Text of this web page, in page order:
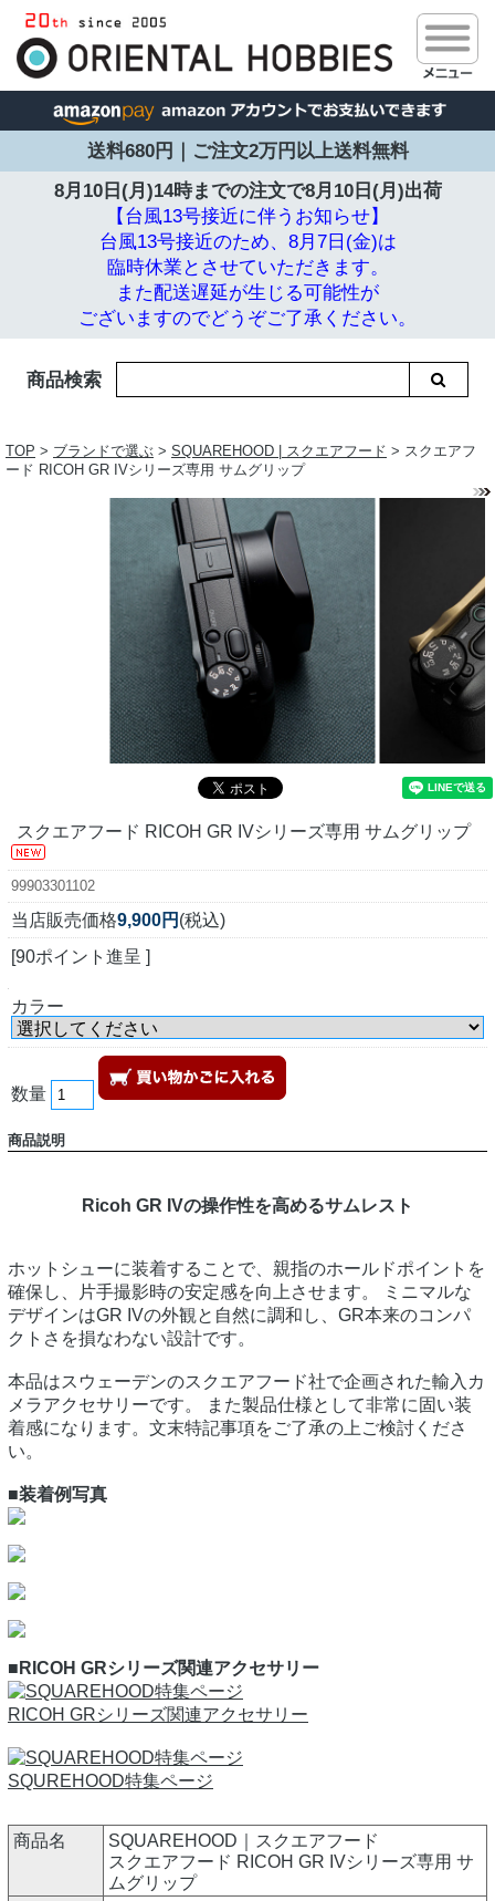
送料680円｜ご注文2万円以上送料無料
8月10日(月)14時までの注文で8月10日(月)出荷
【台風13号接近に伴うお知らせ】
台風13号接近のため、8月7日(金)は
臨時休業とさせていただきます。
また配送遅延が生じる可能性が
ございますのでどうぞご了承ください。
商品検索
TOP > ブランドで選ぶ > SQUAREHOOD | スクエアフード > スクエアフ
ード RICOH GR IVシリーズ専用 サムグリップ
スクエアフード RICOH GR IVシリーズ専用 サムグリップ
99903301102
当店販売価格9,900円 (税込)
[90ポイント進呈 ]
カラー
数量
商品説明
Ricoh GR IVの操作性を高めるサムレスト
ホットシューに装着することで、親指のホールドポイントを
確保し、片手撮影時の安定感を向上させます。 ミニマルな
デザインはGR IVの外観と自然に調和し、GR本来のコンパ
クトさを損なわない設計です。
本品はスウェーデンのスクエアフード社で企画された輸入カ
メラアクセサリーです。 また製品仕様として非常に固い装
着感になります。文末特記事項をご了承の上ご検討くださ
い。
■装着例写真
■RICOH GRシリーズ関連アクセサリー
RICOH GRシリーズ関連アクセサリー
SQUREHOOD特集ページ
商品名
SQUAREHOOD｜スクエアフード
スクエアフード RICOH GR IVシリーズ専用 サ
ムグリップ